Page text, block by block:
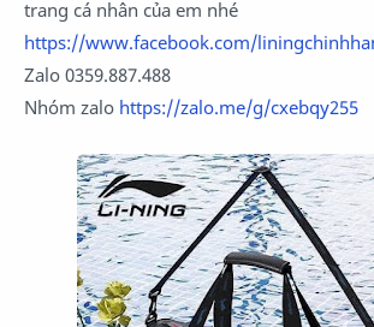
trang cá nhân của em nhé
https://www.facebook.com/
Zalo 0359.887.488
Nhóm zalo https://zalo.me/g/cxebqy255